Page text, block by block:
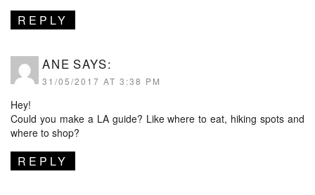
REPLY
ANE SAYS:
31/05/2017 AT 3:38 PM
Hey!
Could you make a LA guide? Like where to eat, hiking spots and
where to shop?
REPLY